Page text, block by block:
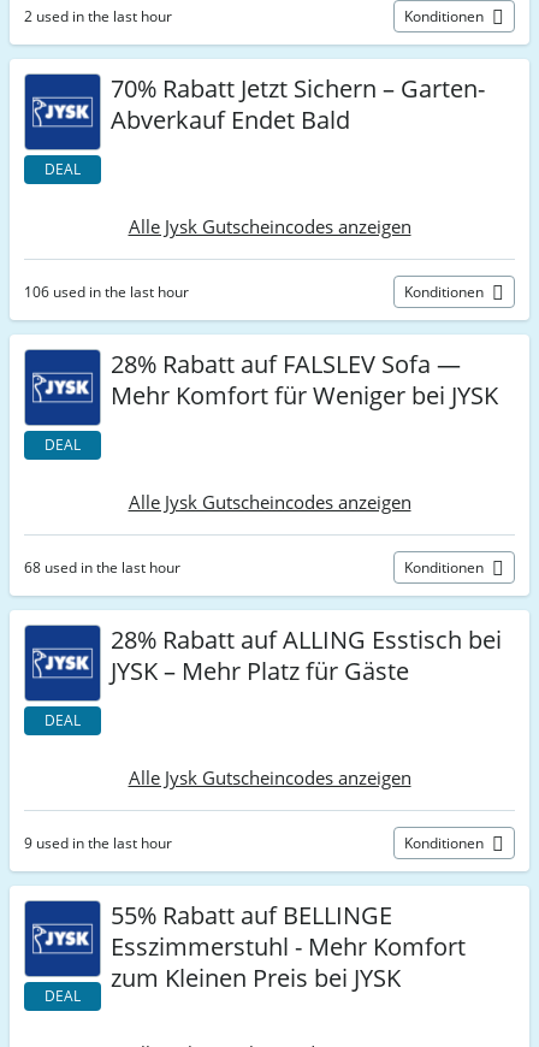
2 used in the last hour Konditionen
DEAL
70% Rabatt Jetzt Sichern – Garten-
Abverkauf Endet Bald
Alle Jysk Gutscheincodes anzeigen
106 used in the last hour Konditionen
DEAL
28% Rabatt auf FALSLEV Sofa —
Mehr Komfort für Weniger bei JYSK
Alle Jysk Gutscheincodes anzeigen
68 used in the last hour Konditionen
DEAL
28% Rabatt auf ALLING Esstisch bei
JYSK – Mehr Platz für Gäste
Alle Jysk Gutscheincodes anzeigen
9 used in the last hour Konditionen
DEAL
55% Rabatt auf BELLINGE
Esszimmerstuhl - Mehr Komfort
zum Kleinen Preis bei JYSK